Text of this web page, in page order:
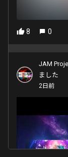
8 0
JAM
ました
2日前